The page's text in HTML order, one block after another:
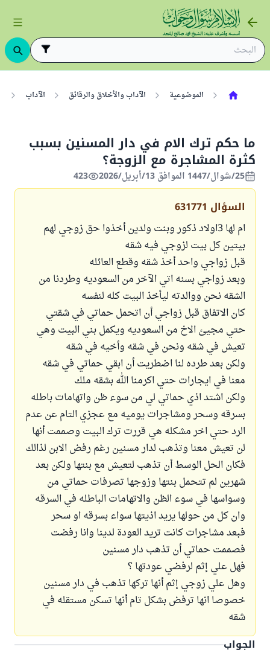
الموضوعية الآداب والأخلاق والرقائق الآداب
ما حكم ترك الام في دار المسنين بسبب
كثرة المشاجرة مع الزوجة؟
25/شوال/1447 الموافق 13/أبريل/2026 423
السؤال 631771
ام لها 3اولاد ذكور وبنت ولدين أخذوا حق زوجي لهم
بيتين كل بيت لزوجي فيه شقه
قبل زواجي واحد أخذ شقه وقطع العائله
وبعد زواجي بسنه اتي الآخر من السعوديه وطردنا من
الشقه نحن ووالدته ليأخذ البيت كله لنفسه
كان الاتفاق قبل زواجي أن اتحمل حماتي في شقتي
حتي مجيئ الاخ من السعوديه ويكمل بني البيت وهي
تعيش في شقه ونحن في شقه وأخيه في شقه
ولكن بعد طرده لنا اضطريت أن ابقي حماتي في شقه
معنا في ايجارات حتي اكرمنا الله بشقه ملك
ولكن اشتد اذي حماتي لي من سوء ظن واتهامات باطله
بسرقه وسحر ومشاجرات يوميه مع عجزي التام عن عدم
الرد حتي اخر مشكله هي قررت ترك البيت وصممت أنها
لن تعيش معنا وتذهب لدار مسنين رغم رفض الابن لذالك
فكان الحل الوسط أن تذهب لتعيش مع بنتها ولكن بعد
شهرين لم تتحمل بنتها وزوجها تصرفات حماتي من
وسواسها في سوء الظن والاتهامات الباطله في السرقه
وان كل من حولها يريد اذيتها سواء بسرقه او سحر
فبعد مشاجرات كانت تريد العودة لدينا وانا رفضت
فصممت حماتي أن تذهب دار مسنين
فهل علي إثم لرفضي عودتها ؟
وهل علي زوجي إثم أنها تركها تذهب في دار مسنين
خصوصا انها ترفض بشكل تام أنها تسكن مستقله في
شقه
الجواب